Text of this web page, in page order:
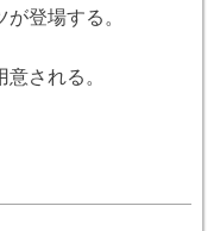
登場する。
される。